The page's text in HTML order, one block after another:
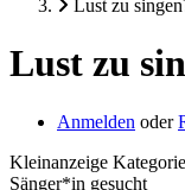
Lust zu
Lust zu
Anmelden oder
Kleinanzeige Kategorie
Sänger*in gesucht